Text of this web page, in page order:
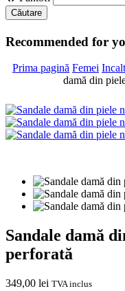
Căutare
Recommended for
Prima pagină Femei
damă din
Sandale damă
perforată
349,00 lei TVA inclus